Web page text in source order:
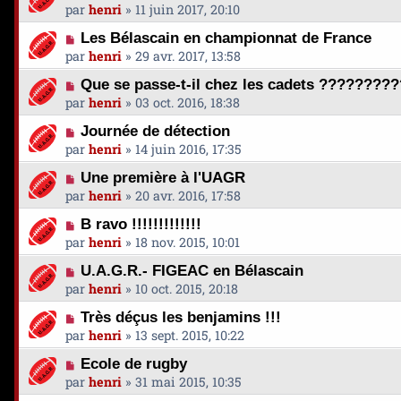
par henri » 11 juin 2017, 20:10
Les Bélascain en championnat de France
par henri » 29 avr. 2017, 13:58
Que se passe-t-il chez les cadets
par henri » 03 oct. 2016, 18:38
Journée de détection
par henri » 14 juin 2016, 17:35
Une première à l'UAGR
par henri » 20 avr. 2016, 17:58
B ravo !!!!!!!!!!!!!
par henri » 18 nov. 2015, 10:01
U.A.G.R.- FIGEAC en Bélascain
par henri » 10 oct. 2015, 20:18
Très déçus les benjamins !!!
par henri » 13 sept. 2015, 10:22
Ecole de rugby
par henri » 31 mai 2015, 10:35